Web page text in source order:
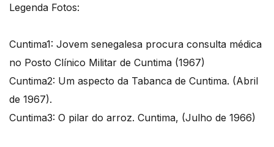
Legenda Fotos:
Cuntima1: Jovem senegalesa procura consulta médica
no Posto Clínico Militar de Cuntima (1967)
Cuntima2: Um aspecto da Tabanca de Cuntima. (Abril
de 1967).
Cuntima3: O pilar do arroz. Cuntima, (Julho de 1966)